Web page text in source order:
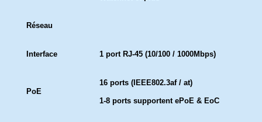
Réseau
Interface 1 port RJ-45 (10/100 / 1000Mbps)
PoE
16 ports (IEEE802.3af / at)
1-8 ports supportent ePoE & EoC